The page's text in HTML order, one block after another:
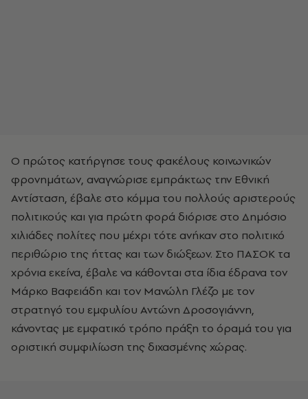
Ο πρώτος κατήργησε τους φακέλους κοινωνικών
φρονημάτων, αναγνώρισε εμπράκτως την Εθνική
Αντίσταση, έβαλε στο κόμμα του πολλούς αριστερούς
πολιτικούς και για πρώτη φορά διόρισε στο Δημόσιο
χιλιάδες πολίτες που μέχρι τότε ανήκαν στο πολιτικό
περιθώριο της ήττας και των διώξεων. Στο ΠΑΣΟΚ τα
χρόνια εκείνα, έβαλε να κάθονται στα ίδια έδρανα τον
Μάρκο Βαφειάδη και τον Μανώλη Γλέζο με τον
στρατηγό του εμφυλίου Αντώνη Δροσογιάννη,
κάνοντας με εμφατικό τρόπο πράξη το όραμά του για
οριστική συμφιλίωση της διχασμένης χώρας.